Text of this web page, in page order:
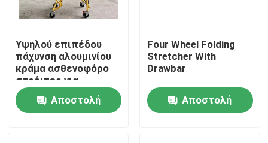
Σπίτι
Προϊόντα
Υψηλού επιπέδου
πάχυνση αλουμινίου
κράμα ασθενοφόρο
στρέιτερ για
διάσωση έκτακτης
ανάγκης με
ρυθμιζόμενο ύψος
Αποστολή
Four Wheel Folding
Stretcher With
Drawbar
Αποστολή